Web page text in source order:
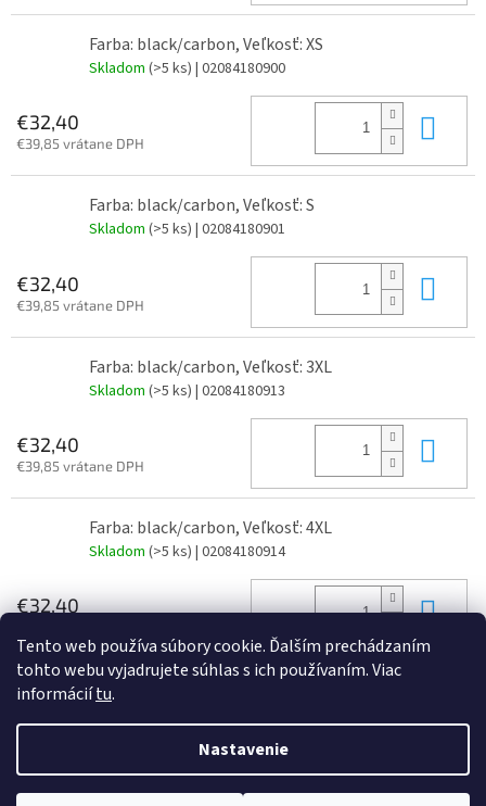
Tento web používa súbory cookie. Ďalším prechádzaním
tohto webu vyjadrujete súhlas s ich používaním. Viac
informáciítu.
Nastavenie
Farba: black/carbon, Veľkosť: XS
Skladom (>5 ks) | 02084180900
€32,40
€39,85 vrátane DPH
Farba: black/carbon, Veľkosť: S
Skladom (>5 ks) | 02084180901
€32,40
€39,85 vrátane DPH
Farba: black/carbon, Veľkosť: 3XL
Skladom (>5 ks) | 02084180913
€32,40
€39,85 vrátane DPH
Farba: black/carbon, Veľkosť: 4XL
Skladom (>5 ks) | 02084180914
€32,40 Do
Vytvoril Shoptet